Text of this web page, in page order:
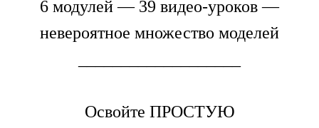
6 модулей — 39 видео-уроков —
невероятное множество моделей
Освойте ПРОСТУЮ